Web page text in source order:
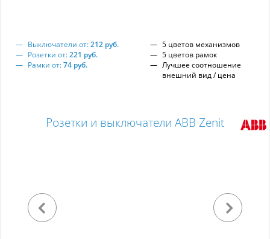
Выключатели от:212 руб.
Розетки от:221 руб.
Рамки от:74 руб.
5 цветов механизмов
5 цветов рамок
Лучшее соотношение
внешний вид / цена
Розетки и выключатели ABB Zenit